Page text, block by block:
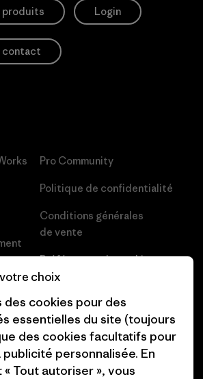
produits Login
contact
Pro Community
Politique de confidentialité
Conditions générales
de vente
Préférences de cookie
Presse et media
Industry program
Programme d’affiliation
choix
des cookies pour des
essentielles du site (toujours
des cookies facultatifs pour
publicité personnalisée. En
Tout autoriser », vous